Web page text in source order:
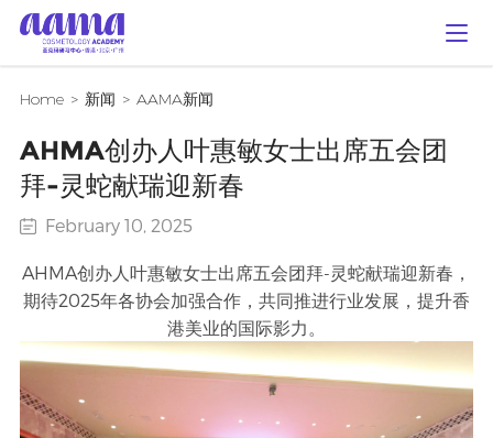
Home > 新闻 > AAMA新闻
AHMA创办人叶惠敏女士出席五会团
拜-灵蛇献瑞迎新春
February 10, 2025
AHMA创办人叶惠敏女士出席五会团拜-灵蛇献瑞迎新春，
期待2025年各协会加强合作，共同推进行业发展，提升香
港美业的国际影力。